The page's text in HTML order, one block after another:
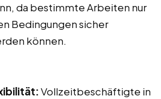
da bestimmte Arbeiten nur
Bedingungen sicher
können.
Vollzeitbeschäftigte in